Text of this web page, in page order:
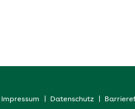
Impressum Datenschutz